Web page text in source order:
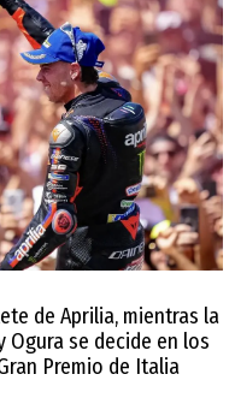
de Aprilia, mientras la
se decide en los
Premio de Italia